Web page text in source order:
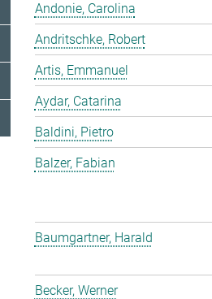
Andonie, Carolina
Andritschke, Robert
Artis, Emmanuel
Aydar, Catarina
Baldini, Pietro
Balzer, Fabian
Baumgartner, Harald
Becker, Werner